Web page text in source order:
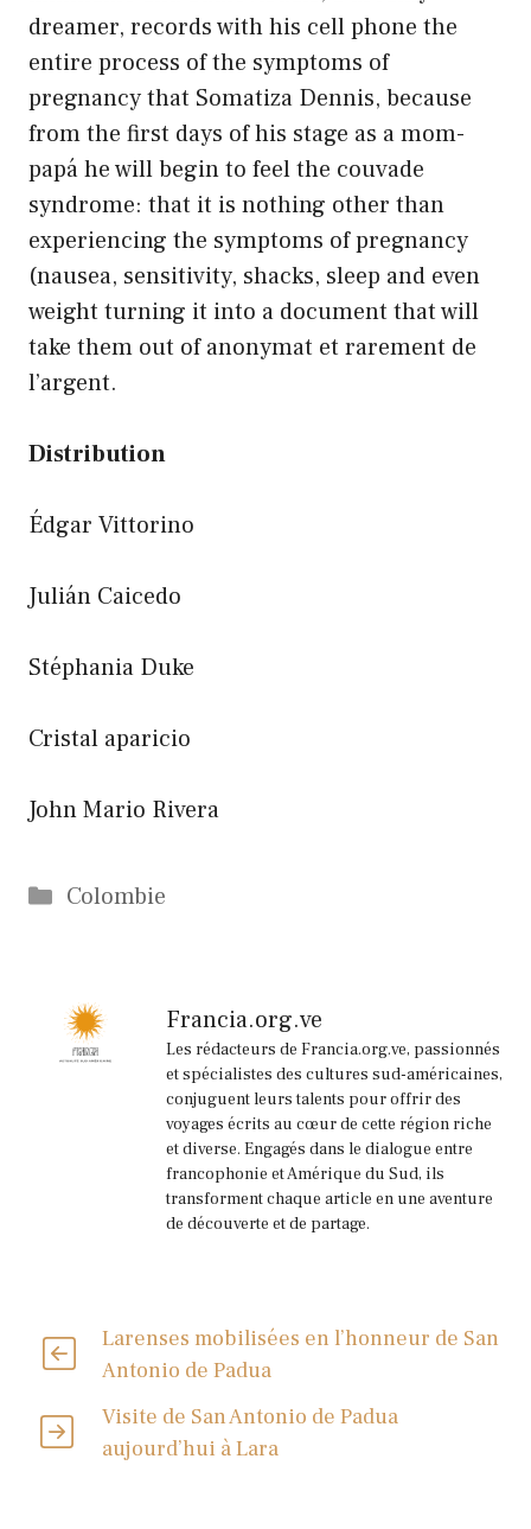
dreamer, records with his cell phone the
entire process of the symptoms of
pregnancy that Somatiza Dennis, because
from the first days of his stage as a mom-
papá he will begin to feel the couvade
syndrome: that it is nothing other than
experiencing the symptoms of pregnancy
(nausea, sensitivity, shacks, sleep and even
weight turning it into a document that will
take them out of anonymat et rarement de
l’argent.
Distribution
Édgar Vittorino
Julián Caicedo
Stéphania Duke
Cristal aparicio
John Mario Rivera
Catégories
Colombie
Francia.org.ve
Les rédacteurs de Francia.org.ve, passionnés
et spécialistes des cultures sud-américaines,
conjuguent leurs talents pour offrir des
voyages écrits au cœur de cette région riche
et diverse. Engagés dans le dialogue entre
francophonie et Amérique du Sud, ils
transforment chaque article en une aventure
de découverte et de partage.
Larenses mobilisées en l’honneur de San
Antonio de Padua
Visite de San Antonio de Padua
aujourd’hui à Lara